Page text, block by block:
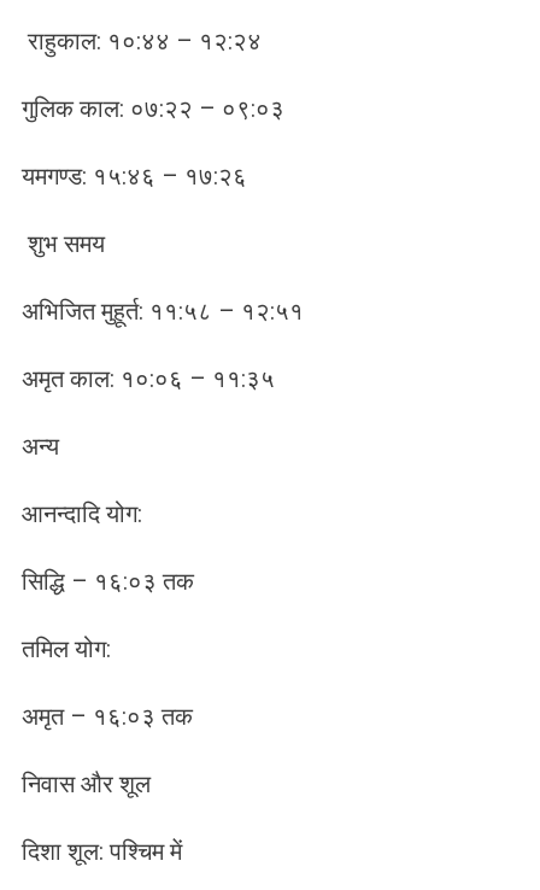
राहुकाल: १०:४४ – १२:२४
गुलिक काल: ०७:२२ – ०९:०३
यमगण्ड: १५:४६ – १७:२६
शुभ समय
अभिजित मुहूर्त: ११:५८ – १२:५१
अमृत काल: १०:०६ – ११:३५
अन्य
आनन्दादि योग:
सिद्धि – १६:०३ तक
तमिल योग:
अमृत – १६:०३ तक
निवास और शूल
दिशा शूल: पश्चिम में